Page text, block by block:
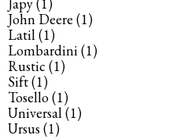
Japy(1)
John Deere (1)
Latil(1)
Lombardini(1)
Rustic (1)
Sift(1)
Tosello(1)
Universal(1)
Ursus (1)